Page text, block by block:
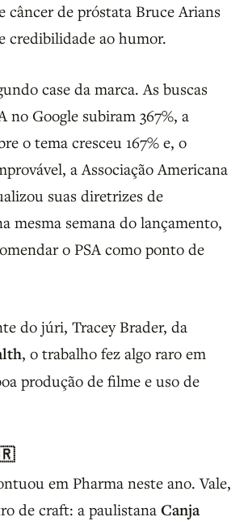
câncer de próstata Bruce Arians
credibilidade ao humor.
case da marca. As buscas
no Google subiram 367%, a
o tema cresceu 167% e, o
a Associação Americana
suas diretrizes de
mesma semana do lançamento,
o PSA como ponto de
do júri, Tracey Brader, da
, o trabalho fez algo raro em
produção de filme e uso de
em Pharma neste ano. Vale,
de craft: a paulistana Canja